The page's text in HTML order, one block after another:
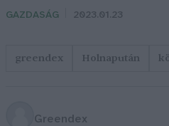
GAZDASÁG 2023.01.23
greendex Holnapután
Greendex